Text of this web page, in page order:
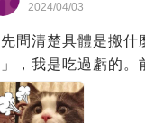
2024/04/03
問清楚具體是搬什
，我是吃過虧的。